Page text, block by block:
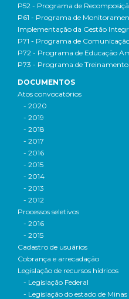
P52 - Programa de
P61 - Programa de
Implementação da Gestão
P71 - Programa de
P72 - Programa de Educação
P73 - Programa de
DOCUMENTOS
Atos convocatórios
- 2020
- 2019
- 2018
- 2017
- 2016
- 2015
- 2014
- 2013
- 2012
Processos seletivos
- 2016
- 2015
Cadastro de usuários
Cobrança e arrecadação
Legislação de recursos hídricos
- Legislação Federal
- Legislação do estado de Minas